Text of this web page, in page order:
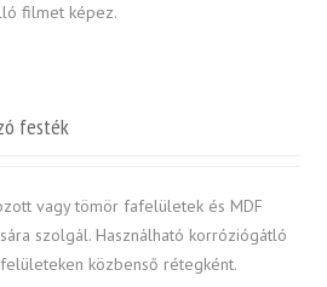
filmet képez.
festék
vagy tömör fafelületek és MDF
szolgál. Használható korróziógátló
közbenső rétegként.